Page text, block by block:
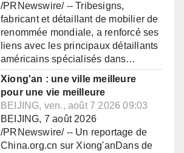
/PRNewswire/ -- Tribesigns,
fabricant et détaillant de mobilier de
renommée mondiale, a renforcé ses
liens avec les principaux détaillants
américains spécialisés dans…
Xiong'an : une ville meilleure
pour une vie meilleure
BEIJING, ven., août 7 2026 09:03
BEIJING, 7 août 2026
/PRNewswire/ -- Un reportage de
China.org.cn sur Xiong'anDans de